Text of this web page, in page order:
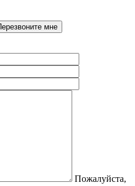
Пожалуйста,